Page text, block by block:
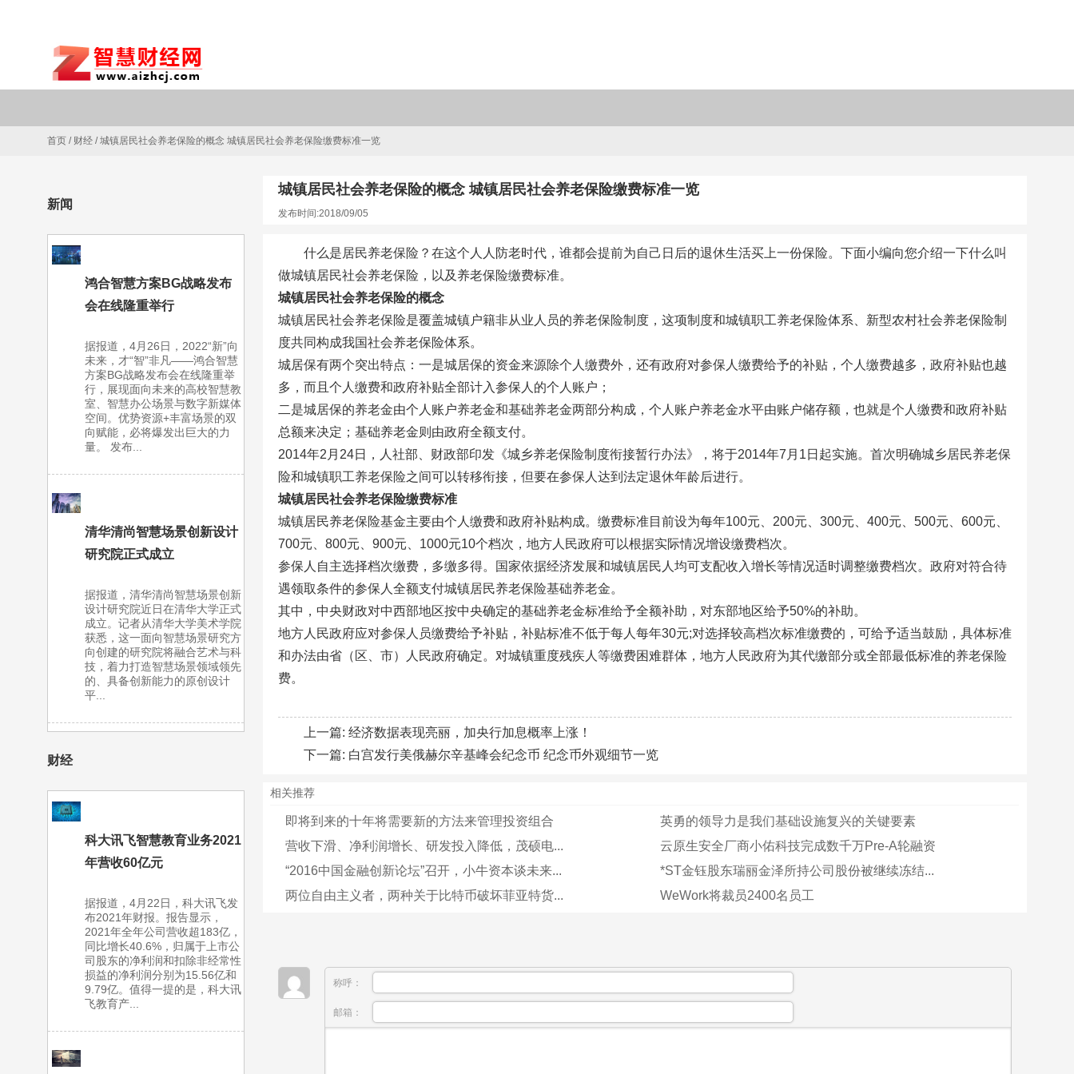
首页 / 财经 /城镇居民社会养老保险的概念 城镇居民社会养老保险缴费标准一览
新闻
鸿合智慧方案BG战略发布
会在线隆重举行
据报道，4月26日，2022“新”向
未来，才“智”非凡——鸿合智慧
方案BG战略发布会在线隆重举
行，展现面向未来的高校智慧教
室、智慧办公场景与数字新媒体
空间。优势资源+丰富场景的双
向赋能，必将爆发出巨大的力
量。 发布...
清华清尚智慧场景创新设计
研究院正式成立
据报道，清华清尚智慧场景创新
设计研究院近日在清华大学正式
成立。记者从清华大学美术学院
获悉，这一面向智慧场景研究方
向创建的研究院将融合艺术与科
技，着力打造智慧场景领域领先
的、具备创新能力的原创设计
平...
财经
科大讯飞智慧教育业务2021
年营收60亿元
据报道，4月22日，科大讯飞发
布2021年财报。报告显示，
2021年全年公司营收超183亿，
同比增长40.6%，归属于上市公
司股东的净利润和扣除非经常性
损益的净利润分别为15.56亿和
9.79亿。值得一提的是，科大讯
飞教育产...
城镇居民社会养老保险的概念 城镇居民社会养老保险缴费标准一览
发布时间:2018/09/05
什么是居民养老保险？在这个人人防老时代，谁都会提前为自己日后的退休生活买上一份保险。下面小编向您介绍一下什么叫
做城镇居民社会养老保险，以及养老保险缴费标准。
城镇居民社会养老保险的概念
城镇居民社会养老保险是覆盖城镇户籍非从业人员的养老保险制度，这项制度和城镇职工养老保险体系、新型农村社会养老保险制
度共同构成我国社会养老保险体系。
城居保有两个突出特点：一是城居保的资金来源除个人缴费外，还有政府对参保人缴费给予的补贴，个人缴费越多，政府补贴也越
多，而且个人缴费和政府补贴全部计入参保人的个人账户；
二是城居保的养老金由个人账户养老金和基础养老金两部分构成，个人账户养老金水平由账户储存额，也就是个人缴费和政府补贴
总额来决定；基础养老金则由政府全额支付。
2014年2月24日，人社部、财政部印发《城乡养老保险制度衔接暂行办法》，将于2014年7月1日起实施。首次明确城乡居民养老保
险和城镇职工养老保险之间可以转移衔接，但要在参保人达到法定退休年龄后进行。
城镇居民社会养老保险缴费标准
城镇居民养老保险基金主要由个人缴费和政府补贴构成。缴费标准目前设为每年100元、200元、300元、400元、500元、600元、
700元、800元、900元、1000元10个档次，地方人民政府可以根据实际情况增设缴费档次。
参保人自主选择档次缴费，多缴多得。国家依据经济发展和城镇居民人均可支配收入增长等情况适时调整缴费档次。政府对符合待
遇领取条件的参保人全额支付城镇居民养老保险基础养老金。
其中，中央财政对中西部地区按中央确定的基础养老金标准给予全额补助，对东部地区给予50%的补助。
地方人民政府应对参保人员缴费给予补贴，补贴标准不低于每人每年30元;对选择较高档次标准缴费的，可给予适当鼓励，具体标准
和办法由省（区、市）人民政府确定。对城镇重度残疾人等缴费困难群体，地方人民政府为其代缴部分或全部最低标准的养老保险
费。
上一篇: 经济数据表现亮丽，加央行加息概率上涨！
下一篇: 白宫发行美俄赫尔辛基峰会纪念币 纪念币外观细节一览
相关推荐
即将到来的十年将需要新的方法来管理投资组合
英勇的领导力是我们基础设施复兴的关键要素
营收下滑、净利润增长、研发投入降低，茂硕电...
云原生安全厂商小佑科技完成数千万Pre-A轮融资
“2016中国金融创新论坛”召开，小牛资本谈未来...
*ST金钰股东瑞丽金泽所持公司股份被继续冻结...
两位自由主义者，两种关于比特币破坏菲亚特货...
WeWork将裁员2400名员工
称呼：
邮箱：